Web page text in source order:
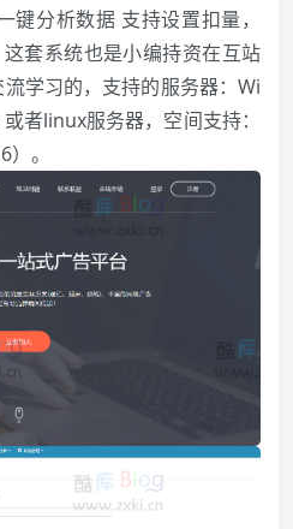
键分析数据 支持设置扣量，
套系统也是小编持资在互站
学习的，支持的服务器：Wi
者linux服务器，空间支持：
。